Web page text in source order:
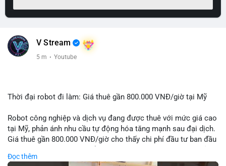
V Stream
5 m · Youtube
Thời đại robot đi làm: Giá thuê gần 800.000 VNĐ/giờ tại Mỹ
Robot công nghiệp và dịch vụ đang được thuê với mức giá cao
tại Mỹ, phản ánh nhu cầu tự động hóa tăng mạnh sau đại dịch.
Giá thuê gần 800.000 VNĐ/giờ cho thấy chi phí đầu tư ban đầu
lỗi con người. Xu hướng này có thể đẩy nhanh việc thay thế lao
Đọc thêm